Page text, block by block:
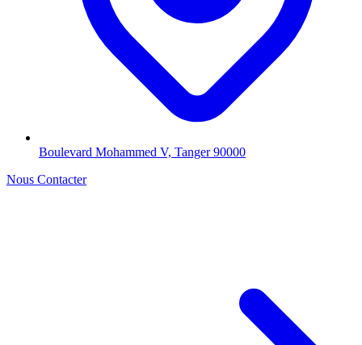
Boulevard Mohammed V, Tanger 90000
Nous Contacter